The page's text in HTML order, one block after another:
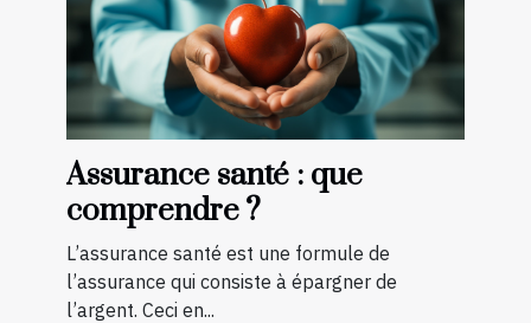
Assurance santé : que
comprendre ?
L’assurance santé est une formule de
l’assurance qui consiste à épargner de
l’argent. Ceci en...